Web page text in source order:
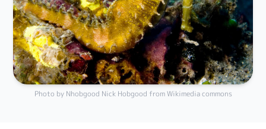
Photo by Nhobgood Nick Hobgood from Wikimedia commons